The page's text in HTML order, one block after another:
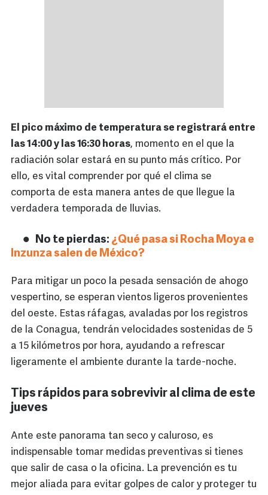
El pico máximo de temperatura se registrará entre
las 14:00 y las 16:30 horas, momento en el que la
radiación solar estará en su punto más crítico. Por
ello, es vital comprender por qué el clima se
comporta de esta manera antes de que llegue la
verdadera temporada de lluvias.
No te pierdas: ¿Qué pasa si Rocha Moya e
Inzunza salen de México?
Para mitigar un poco la pesada sensación de ahogo
vespertino, se esperan vientos ligeros provenientes
del oeste. Estas ráfagas, avaladas por los registros
de la Conagua, tendrán velocidades sostenidas de 5
a 15 kilómetros por hora, ayudando a refrescar
ligeramente el ambiente durante la tarde-noche.
Tips rápidos para sobrevivir al clima de este
jueves
Ante este panorama tan seco y caluroso, es
indispensable tomar medidas preventivas si tienes
que salir de casa o la oficina. La prevención es tu
mejor aliada para evitar golpes de calor y proteger tu